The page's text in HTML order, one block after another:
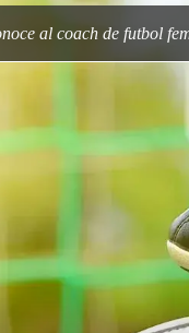
al coach de futbol